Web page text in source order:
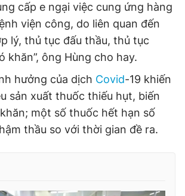
cấp e ngại việc cung ứng hàng
viện công, do liên quan đến
lý, thủ tục đấu thầu, thủ tục
khăn”, ông Hùng cho hay.
hưởng của dịch Covid-19 khiến
sản xuất thuốc thiếu hụt, biến
một số thuốc hết hạn số
thầu so với thời gian đề ra.